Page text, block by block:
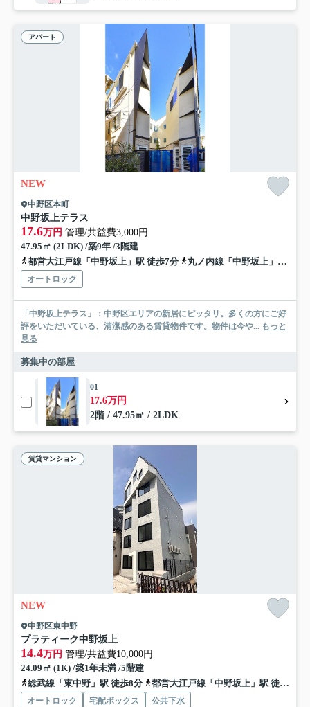
アパート
NEW
中野区本町
中野坂上テラス
17.6万円 管理/共益費3,000円
47.95㎡ (2LDK) /築9年 /3階建
都営大江戸線「中野坂上」駅 徒歩7分
丸ノ内線「中野坂上」駅 徒歩9分
オートロック
「中野坂上テラス」：中野区エリアの新居にピッタリ。多くの方にご好
評をいただいている、清潔感のある賃貸物件です。物件は今や... もっと
見る
募集中の部屋
01
17.6万円
2階 / 47.95㎡ / 2LDK
賃貸マンション
NEW
中野区東中野
プラティーク中野坂上
14.4万円 管理/共益費10,000円
24.09㎡ (1K) /築1年未満 /5階建
総武線「東中野」駅 徒歩8分
都営大江戸線「中野坂上」駅 徒歩6分
オートロック 宅配ボックス 公共下水